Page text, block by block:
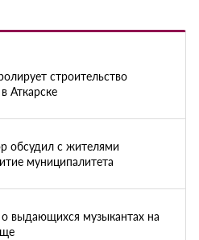
строительство
Аткарске
обсудил с жителями
муниципалитета
выдающихся музыкантах на